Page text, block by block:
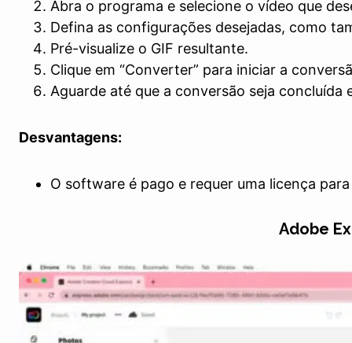
Abra o programa e selecione o vídeo que
Defina as configurações desejadas, como
Pré-visualize o GIF resultante.
Clique em “Converter” para iniciar a
Aguarde até que a conversão seja concluída
Desvantagens:
O software é pago e requer uma licença
Adobe